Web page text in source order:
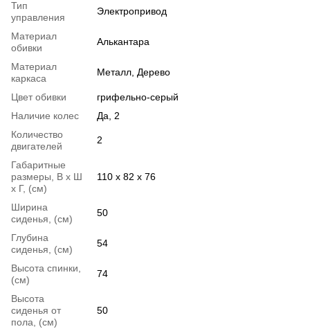
Тип
управления
Электропривод
Материал
обивки
Алькантара
Материал
каркаса
Металл, Дерево
Цвет обивки
грифельно-серый
Наличие колес
Да, 2
Количество
двигателей
2
Габаритные
размеры, В х Ш
х Г, (см)
110 х 82 х 76
Ширина
сиденья, (см)
50
Глубина
сиденья, (см)
54
Высота спинки,
(см)
74
Высота
сиденья от
пола, (см)
50